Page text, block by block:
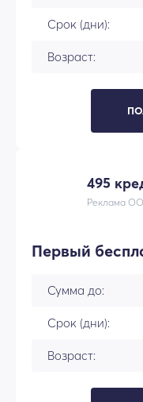
Срок (дни):
Возраст:
495
Реклама
Первый
Сумма до:
Срок (дни):
Возраст: